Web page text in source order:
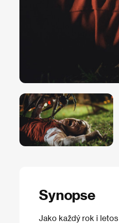
Synopse
Jako každý rok i